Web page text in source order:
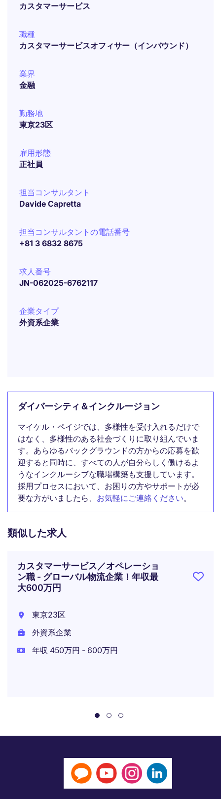
カスタマーサービス
職種
カスタマーサービスオフィサー（インバウンド）
業界
金融
勤務地
東京23区
雇用形態
正社員
担当コンサルタント
Davide Capretta
担当コンサルタントの電話番号
+81 3 6832 8675
求人番号
JN-062025-6762117
企業タイプ
外資系企業
ダイバーシティ＆インクルージョン
マイケル・ペイジでは、多様性を受け入れるだけで
はなく、多様性のある社会づくりに取り組んでいま
す。あらゆるバックグラウンドの方からの応募を歓
迎すると同時に、すべての人が自分らしく働けるよ
うなインクルーシブな職場構築も支援しています。
採用プロセスにおいて、お困りの方やサポートが必
要な方がいましたら、 お気軽にご連絡ください。
類似した求人
カスタマーサービス／オペレーショ
ン職 - グローバル物流企業！年収最
大600万円
東京23区
外資系企業
年収 450万円 - 600万円